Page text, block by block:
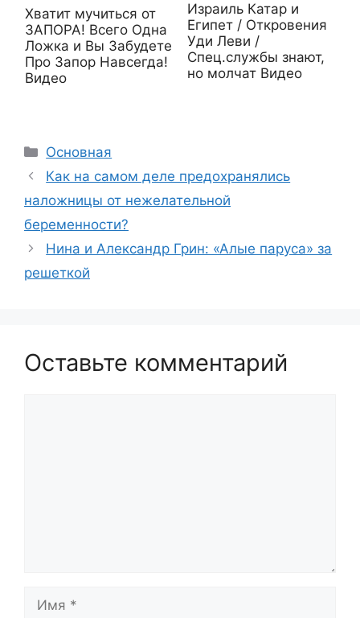
Хватит мучиться от
ЗАПОРА! Всего Одна
Ложка и Вы Забудете
Про Запор Навсегда!
Видео
Израиль Катар и
Египет / Откровения
Уди Леви /
Спец.службы знают,
но молчат Видео
Рубрики
Основная
Как на самом деле предохранялись
наложницы от нежелательной
беременности?
Нина и Александр Грин: «Алые паруса» за
решеткой
Оставьте комментарий
Имя